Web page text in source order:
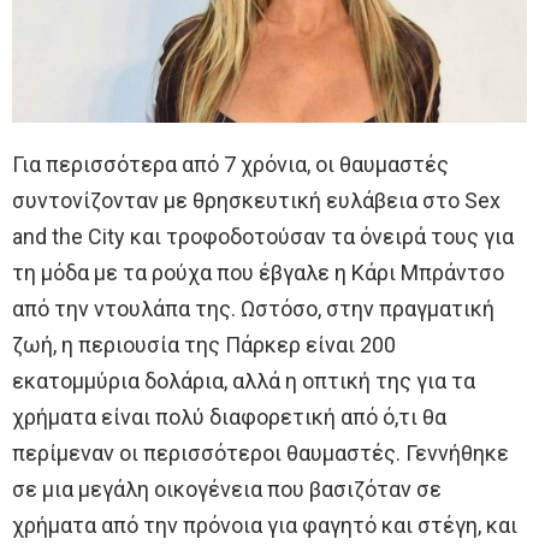
Για περισσότερα από 7 χρόνια, οι θαυμαστές
συντονίζονταν με θρησκευτική ευλάβεια στο Sex
and the City και τροφοδοτούσαν τα όνειρά τους για
τη μόδα με τα ρούχα που έβγαλε η Κάρι Μπράντσο
από την ντουλάπα της. Ωστόσο, στην πραγματική
ζωή, η περιουσία της Πάρκερ είναι 200
εκατομμύρια δολάρια, αλλά η οπτική της για τα
χρήματα είναι πολύ διαφορετική από ό,τι θα
περίμεναν οι περισσότεροι θαυμαστές. Γεννήθηκε
σε μια μεγάλη οικογένεια που βασιζόταν σε
χρήματα από την πρόνοια για φαγητό και στέγη, και